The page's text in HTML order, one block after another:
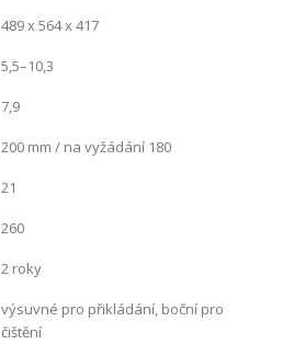
489 x 564 x 417
5,5–10,3
7,9
200 mm / na vyžádání 180
21
260
2 roky
výsuvné pro přikládání, boční pro
čištění